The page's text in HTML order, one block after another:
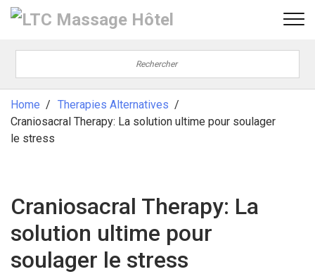
Home
Therapies Alternatives
Craniosacral Therapy: La solution ultime pour soulager
le stress
Craniosacral Therapy: La
solution ultime pour
soulager le stress